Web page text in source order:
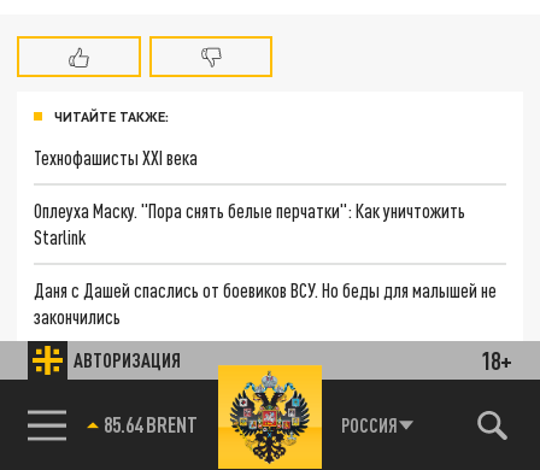
АВТОРИЗАЦИЯ 18+
85.64 BRENT РОССИЯ
ЧИТАЙТЕ ТАКЖЕ:
Технофашисты XXI века
Оплеуха Маску. "Пора снять белые перчатки": Как уничтожить
Starlink
Даня с Дашей спаслись от боевиков ВСУ. Но беды для малышей не
закончились
"Очень плохие новости": Большая ошибка Palantir в России. Страны
НАТО впервые за СВО остановили поставки оружия. ВСУ теряют
приграничье?